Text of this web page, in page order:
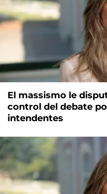
El massismo le
control del debate
intendentes